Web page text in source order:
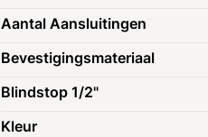
Aantal Aansluitingen
Bevestigingsmateriaal
Blindstop 1/2"
Kleur